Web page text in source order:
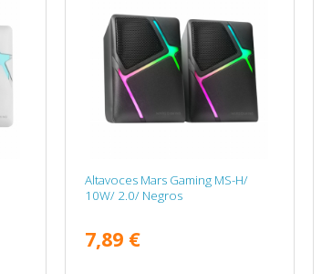
Altavoces Mars Gaming MS-H/
10W/ 2.0/ Negros
7,89 €